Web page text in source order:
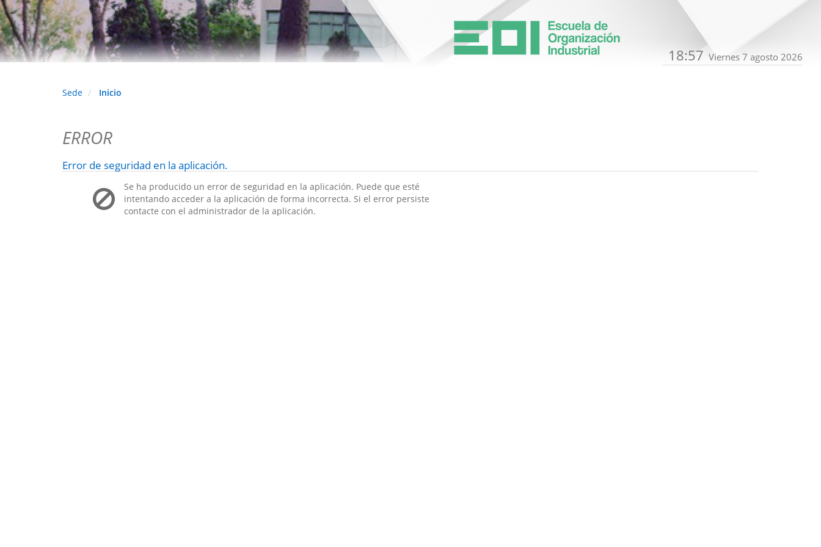
18:57 Viernes 7 agosto 2026
Sede Inicio
ERROR
Error de seguridad en la aplicación.
Se ha producido un error de seguridad en la aplicación. Puede que esté
intentando acceder a la aplicación de forma incorrecta. Si el error persiste
contacte con el administrador de la aplicación.